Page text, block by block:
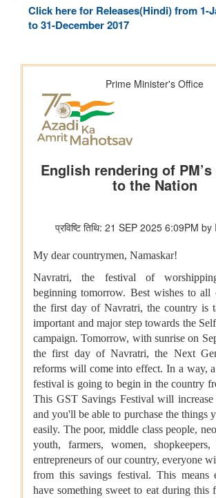
विभाग-संबंधित कार्मिक, लोक शिकायत, विधि और न्याय
समिति की 165वीं रिपोर्ट पर प्रेस विज्ञप्ति
विभाग-संबंधित विज्ञान तथा प्रौद्योगिकी, पर्यावरण,
संबंधी संसदीय स्थायी समिति की 412वीं रिपोर्ट पर प्रेस
विभाग-संबंधित विज्ञान तथा प्रौद्योगिकी, पर्यावरण, वन
संबंधी संसदीय स्थायी समिति की 413-415वीं रिपोर्ट पर
स्वास्थ्य और परिवार कल्याण संबंधी संसदीय स्थायी
वीं, 177 वीं रिपोर्ट पर प्रेस विज्ञप्ति
प्रेस विज्ञप्ति
राज्यसभा के सभापति द्वारा ऐतिहासिक भारत छोड़ो
लद्दाख में ऊंचाई पर औषधीय पौधे
आयुर्वेद पर्यटन के लिए केरल एक वैश्विक केंद्र के रूप में
आयुष औषधियों का मानकीकरण
महिलाओं के लिए आयुष स्वास्थ्य सेवाओं की प्रगति
जनजातीय क्षेत्रों में आयुष स्वास्थ्य सेवाएं
सोवा-रिग्पा को वैश्विक स्तर पर मान्यता प्राप्त साक्ष्य-
प्रणाली के रूप में उभरना चाहिए: केंद्रीय मंत्री श्री
कृषि एवं किसान कल्‍याण मंत्रालय
विषय: मानव-जनित भूमि क्षरण के कारण कृषि उपज में
विषय- एग्रीस्टैक और डिजिटल कृषि मिशन का
विषय- किसान उत्पादक संगठनों (एफपीओ) का गठन
Click here for Releases(Hindi) from 1-
to 31-December 2017